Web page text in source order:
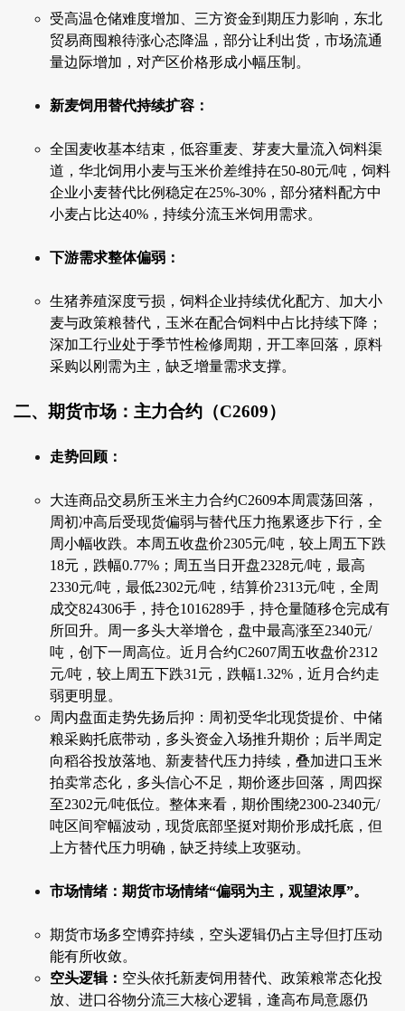
受高温仓储难度增加、三方资金到期压力影响，东北
贸易商囤粮待涨心态降温，部分让利出货，市场流通
量边际增加，对产区价格形成小幅压制。
新麦饲用替代持续扩容：
全国麦收基本结束，低容重麦、芽麦大量流入饲料渠
道，华北饲用小麦与玉米价差维持在50-80元/吨，饲料
企业小麦替代比例稳定在25%-30%，部分猪料配方中
小麦占比达40%，持续分流玉米饲用需求。
下游需求整体偏弱：
生猪养殖深度亏损，饲料企业持续优化配方、加大小
麦与政策粮替代，玉米在配合饲料中占比持续下降；
深加工行业处于季节性检修周期，开工率回落，原料
采购以刚需为主，缺乏增量需求支撑。
二、期货市场：主力合约（C2609）
走势回顾：
大连商品交易所玉米主力合约C2609本周震荡回落，
周初冲高后受现货偏弱与替代压力拖累逐步下行，全
周小幅收跌。本周五收盘价2305元/吨，较上周五下跌
18元，跌幅0.77%；周五当日开盘2328元/吨，最高
2330元/吨，最低2302元/吨，结算价2313元/吨，全周
成交824306手，持仓1016289手，持仓量随移仓完成有
所回升。周一多头大举增仓，盘中最高涨至2340元/
吨，创下一周高位。近月合约C2607周五收盘价2312
元/吨，较上周五下跌31元，跌幅1.32%，近月合约走
弱更明显。
周内盘面走势先扬后抑：周初受华北现货提价、中储
粮采购托底带动，多头资金入场推升期价；后半周定
向稻谷投放落地、新麦替代压力持续，叠加进口玉米
拍卖常态化，多头信心不足，期价逐步回落，周四探
至2302元/吨低位。整体来看，期价围绕2300-2340元/
吨区间窄幅波动，现货底部坚挺对期价形成托底，但
上方替代压力明确，缺乏持续上攻驱动。
市场情绪：期货市场情绪“偏弱为主，观望浓厚”。
期货市场多空博弈持续，空头逻辑仍占主导但打压动
能有所收敛。
空头逻辑： 空头依托新麦饲用替代、政策粮常态化投
放、进口谷物分流三大核心逻辑，逢高布局意愿仍